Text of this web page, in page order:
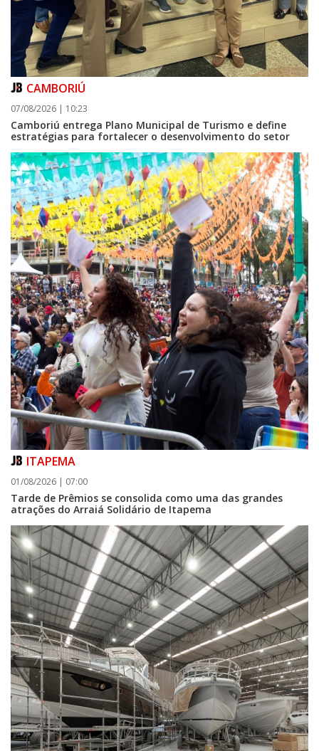
08/08/2026 | 07:00
Setor judicial de medicamentos de BC estará fechado nos dias 10 e 11 de
agosto para realização de inventário
CAMBORIÚ
07/08/2026 | 10:23
Camboriú entrega Plano Municipal de Turismo e define
estratégias para fortalecer o desenvolvimento do setor
ITAPEMA
01/08/2026 | 07:00
Tarde de Prêmios se consolida como uma das grandes
atrações do Arraiá Solidário de Itapema